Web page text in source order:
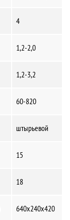
4
1,2-2,0
1,2-3,2
60-820
штырьевой
15
18
640х240х420